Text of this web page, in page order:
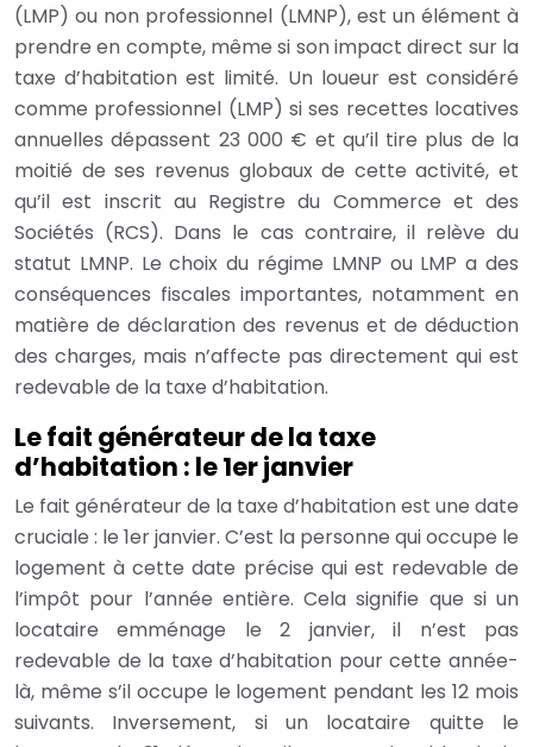
(LMP) ou non professionnel (LMNP), est un élément à
prendre en compte, même si son impact direct sur la
taxe d’habitation est limité. Un loueur est considéré
comme professionnel (LMP) si ses recettes locatives
annuelles dépassent 23 000 € et qu’il tire plus de la
moitié de ses revenus globaux de cette activité, et
qu’il est inscrit au Registre du Commerce et des
Sociétés (RCS). Dans le cas contraire, il relève du
statut LMNP. Le choix du régime LMNP ou LMP a des
conséquences fiscales importantes, notamment en
matière de déclaration des revenus et de déduction
des charges, mais n’affecte pas directement qui est
redevable de la taxe d’habitation.
Le fait générateur de la taxe
d’habitation : le 1er janvier
Le fait générateur de la taxe d’habitation est une date
cruciale : le 1er janvier. C’est la personne qui occupe le
logement à cette date précise qui est redevable de
l’impôt pour l’année entière. Cela signifie que si un
locataire emménage le 2 janvier, il n’est pas
redevable de la taxe d’habitation pour cette année-
là, même s’il occupe le logement pendant les 12 mois
suivants. Inversement, si un locataire quitte le